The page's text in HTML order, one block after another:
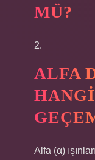
MÜ?
2.
ALFA
Alfa (α)